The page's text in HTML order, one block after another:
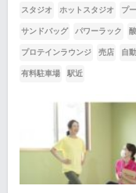
スタジオ ホットスタジオ プ
サンドバッグ パワーラック
プロテインラウンジ 売店 自
有料駐車場 駅近